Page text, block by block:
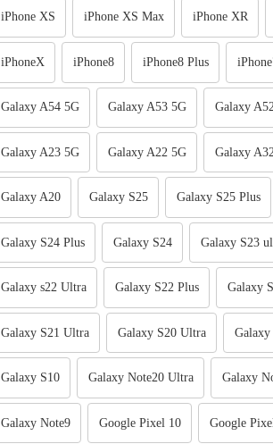
iPhone XS iPhone XS Max iPhone XR
iPhoneX iPhone8 iPhone8 Plus
Galaxy A54 5G Galaxy A53 5G Galaxy
Galaxy A23 5G Galaxy A22 5G Galaxy
Galaxy A20 Galaxy S25 Galaxy S25 Plus
Galaxy S24 Plus Galaxy S24 Galaxy S23
Galaxy s22 Ultra Galaxy S22 Plus Galaxy
Galaxy S21 Ultra Galaxy S20 Ultra Galaxy
Galaxy S10 Galaxy Note20 Ultra Galaxy
Galaxy Note9 Google Pixel 10 Google